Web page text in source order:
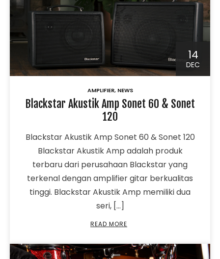
14
DEC
AMPLIFIER, NEWS
Blackstar Akustik Amp Sonet 60 & Sonet
120
Blackstar Akustik Amp Sonet 60 & Sonet 120
Blackstar Akustik Amp adalah produk
terbaru dari perusahaan Blackstar yang
terkenal dengan amplifier gitar berkualitas
tinggi. Blackstar Akustik Amp memiliki dua
seri, […]
READ MORE